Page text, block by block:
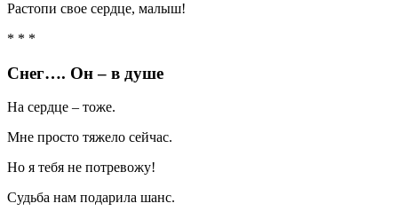
Растопи свое сердце, малыш!
* * *
Снег…. Он – в душе
На сердце – тоже.
Мне просто тяжело сейчас.
Но я тебя не потревожу!
Судьба нам подарила шанс.